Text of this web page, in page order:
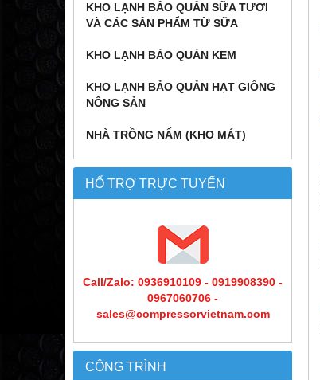
KHO LẠNH BẢO QUẢN SỮA TƯƠI
VÀ CÁC SẢN PHẨM TỪ SỮA
KHO LẠNH BẢO QUẢN KEM
KHO LẠNH BẢO QUẢN HẠT GIỐNG
NÔNG SẢN
NHÀ TRỒNG NẤM (KHO MÁT)
HỔ TRỢ TRỰC TUYẾN
Call/Zalo: 0936910109 - 0919908390 -
0967060706 -
sales@compressorvietnam.com
CÔNG TRÌNH